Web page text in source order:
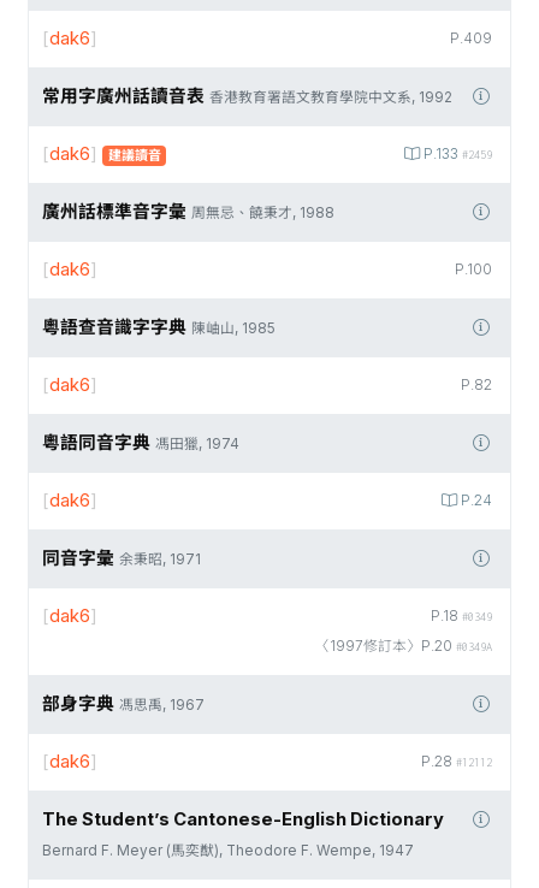
P.409
[dak6]
常用字廣州話讀音表 香港教育署語文教育學院中文系, 1992
P.133 #2459
[dak6] 建議讀音
廣州話標準音字彙 周無忌、饒秉才, 1988
P.100
[dak6]
粵語查音識字字典 陳岫山, 1985
P.82
[dak6]
粵語同音字典 馮田獵, 1974
P.24
[dak6]
同音字彙 余秉昭, 1971
P.18 #0349
〈1997修訂本〉P.20 #0349A
[dak6]
部身字典 馮思禹, 1967
P.28 #12112
[dak6]
The Student’s Cantonese-English Dictionary
Bernard F. Meyer (馬奕猷), Theodore F. Wempe, 1947